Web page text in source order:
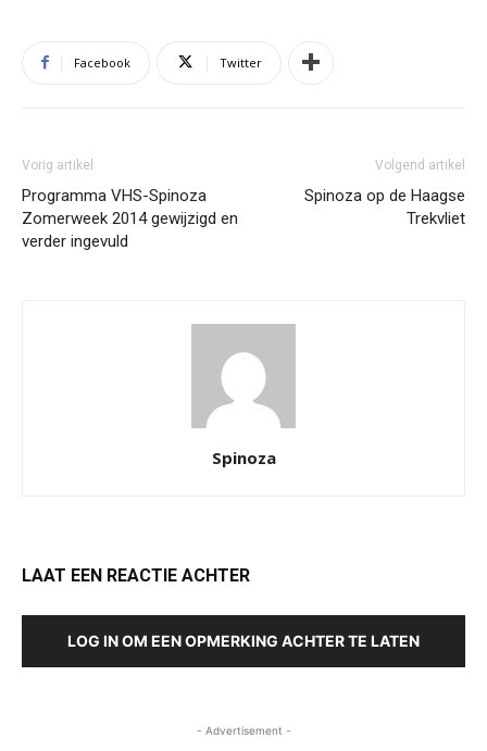
Facebook Twitter
Vorig artikel
Programma VHS-Spinoza
Zomerweek 2014 gewijzigd en
verder ingevuld
Volgend artikel
Spinoza op de Haagse
Trekvliet
Spinoza
LAAT EEN REACTIE ACHTER
LOG IN OM EEN OPMERKING ACHTER TE LATEN
- Advertisement -